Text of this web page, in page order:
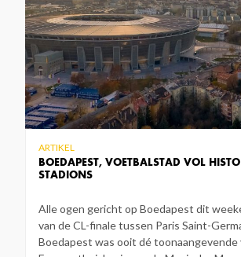
BOEDAPEST, VOETBALSTAD VOL
STADIONS
ARTIKEL
Alle ogen gericht op Boedapest dit
van de CL-finale tussen Paris Saint-
Boedapest was ooit dé